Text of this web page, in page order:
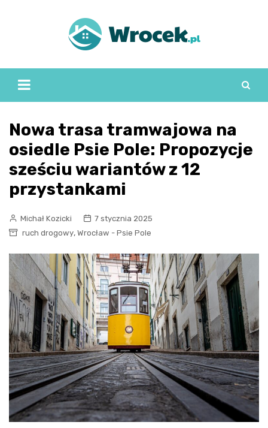
Nowa trasa tramwajowa na
osiedle Psie Pole: Propozycje
sześciu wariantów z 12
przystankami
Michał Kozicki
7 stycznia 2025
ruch drogowy, Wrocław - Psie Pole